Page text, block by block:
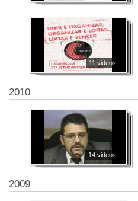
11 videos
2010
14 videos
2009